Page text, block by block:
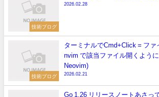
技術ブログ
2026.02.28
技術ブログ
ターミナルでCmd+Click = ファ
nvim で該当ファイル開くよう
Neovim)
2026.02.21
Go 1.26 リリースノートあさっ